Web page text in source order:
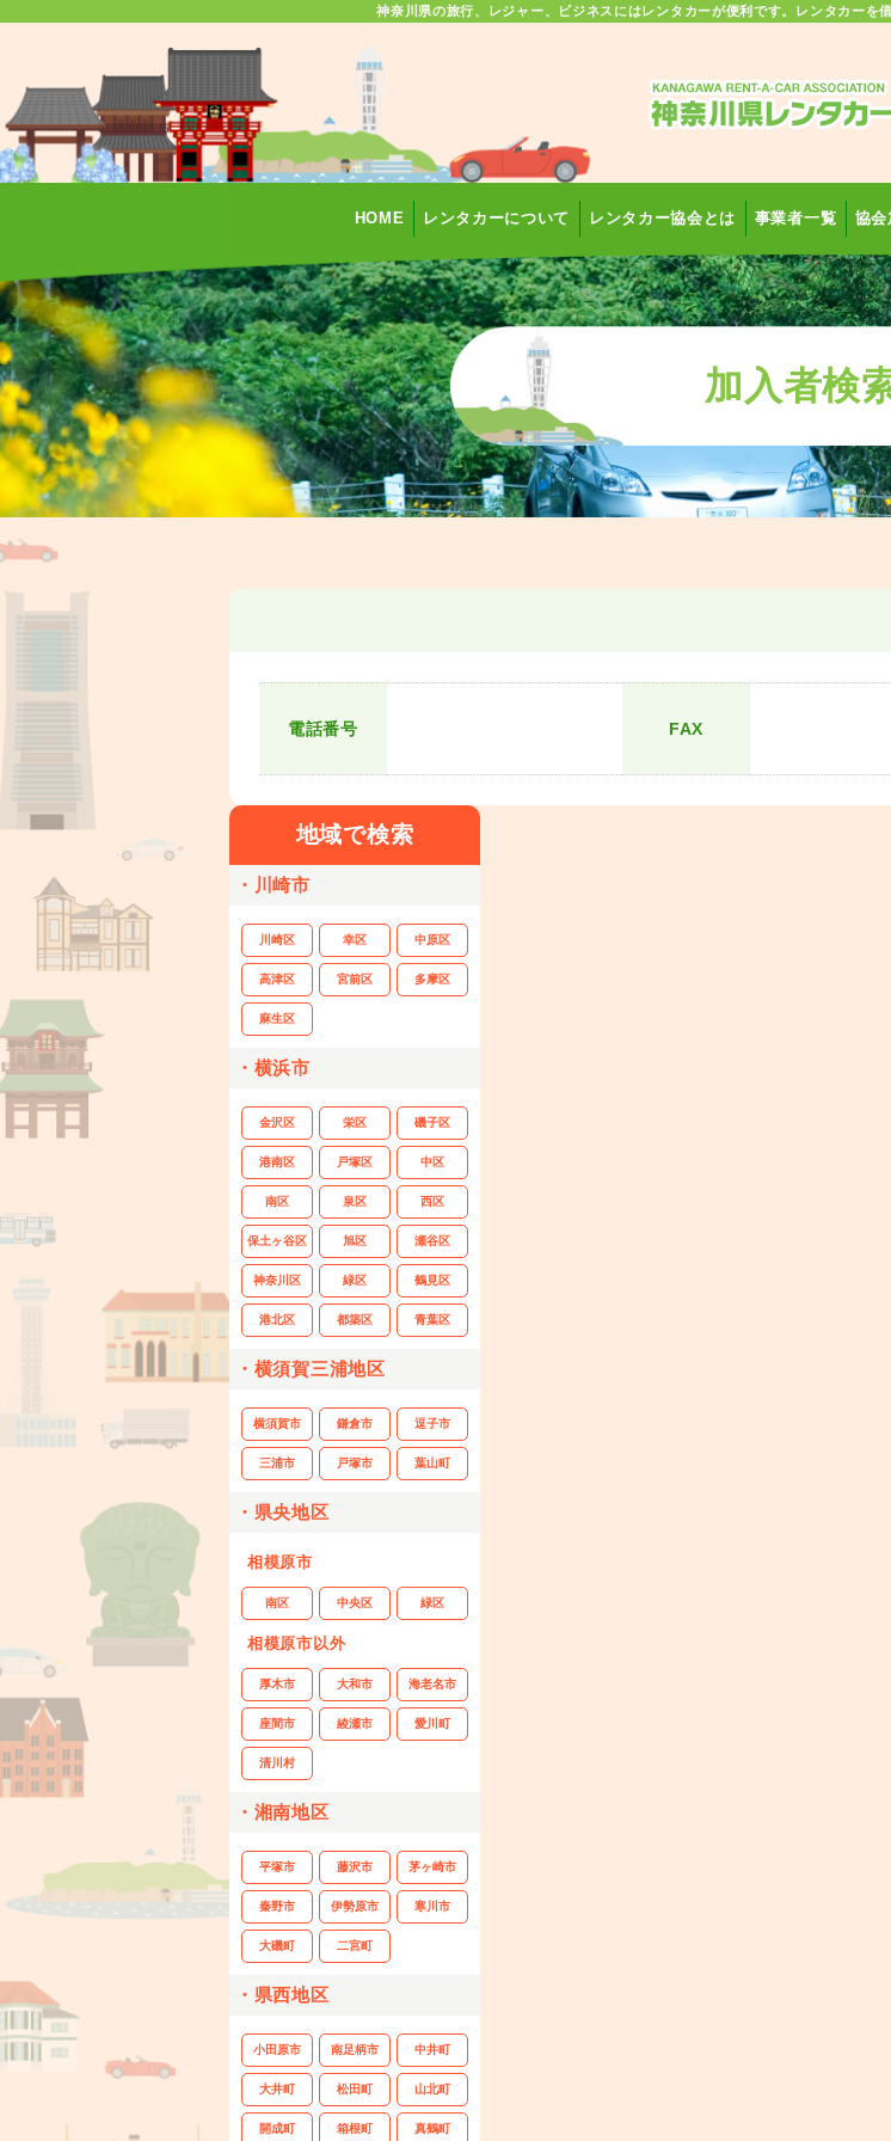
神奈川県の旅行、レジャー、ビジネスにはレンタカーが便利です。レンタカーを
HOME レンタカーについて レンタカー協会とは 事業者一覧 協会
加入者検
電話番号 FAX
地域で検索
・川崎市
川崎区 幸区 中原区
高津区 宮前区 多摩区
麻生区
・横浜市
金沢区 栄区 磯子区
港南区 戸塚区 中区
南区 泉区 西区
保土ヶ谷区 旭区 瀬谷区
神奈川区 緑区 鶴見区
港北区 都築区 青葉区
・横須賀三浦地区
横須賀市 鎌倉市 逗子市
三浦市 戸塚市 葉山町
・県央地区
相模原市
南区 中央区 緑区
相模原市以外
厚木市 大和市 海老名市
座間市 綾瀬市 愛川町
清川村
・湘南地区
平塚市 藤沢市 茅ヶ崎市
秦野市 伊勢原市 寒川市
大磯町 二宮町
・県西地区
小田原市 南足柄市 中井町
大井町 松田町 山北町
開成町 箱根町 真鶴町